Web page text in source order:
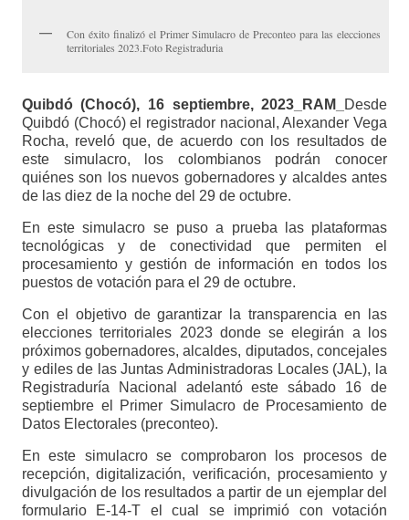
Con éxito finalizó el Primer Simulacro de Preconteo para las elecciones
territoriales 2023.Foto Registraduria
Quibdó (Chocó), 16 septiembre, 2023_RAM_
Desde
Quibdó (Chocó) el registrador nacional, Alexander Vega
Rocha, reveló que, de acuerdo con los resultados de
este simulacro, los colombianos podrán conocer
quiénes son los nuevos gobernadores y alcaldes antes
de las diez de la noche del 29 de octubre.
En este simulacro se puso a prueba las plataformas
tecnológicas y de conectividad que permiten el
procesamiento y gestión de información en todos los
puestos de votación para el 29 de octubre.
Con el objetivo de garantizar la transparencia en las
elecciones territoriales 2023 donde se elegirán a los
próximos gobernadores, alcaldes, diputados, concejales
y ediles de las Juntas Administradoras Locales (JAL), la
Registraduría Nacional adelantó este sábado 16 de
septiembre el Primer Simulacro de Procesamiento de
Datos Electorales (preconteo).
En este simulacro se comprobaron los procesos de
recepción, digitalización, verificación, procesamiento y
divulgación de los resultados a partir de un ejemplar del
formulario E-14-T el cual se imprimió con votación